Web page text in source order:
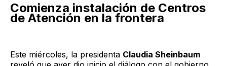
Comienza instalación de Centros
de Atención en la frontera
Este miércoles, la presidenta Claudia Sheinbaum